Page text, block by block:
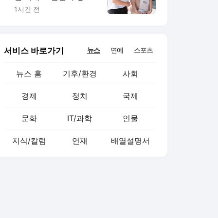
검찰 인력 유인책 될까
1시간 전
서비스 바로가기 뉴스 연예 스포츠
뉴스 홈 기후/환경 사회
경제 정치 국제
문화 IT/과학 인물
지식/칼럼 연재 배열설명서